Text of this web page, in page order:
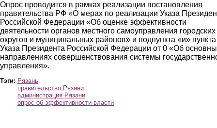
Опрос проводится в рамках реализации постановления
правительства РФ «О мерах по реализации Указа
Российской Федерации «Об оценке эффективности
деятельности органов местного самоуправления городских
округов и муниципальных районов» и подпункта «и»
Указа Президента Российской Федерации от 0 «Об
направлениях совершенствования системы
управления».
Тэги: Рязань
правительство Рязани
администрация Рязани
опрос об эффективности власти